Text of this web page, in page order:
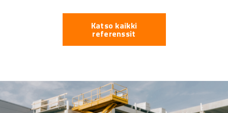
testaushalli,
Katso kaikki
referenssit